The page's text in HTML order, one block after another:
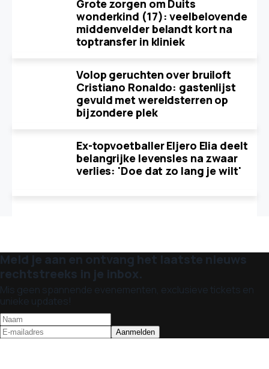
Grote zorgen om Duits
wonderkind (17): veelbelovende
middenvelder belandt kort na
toptransfer in kliniek
Volop geruchten over bruiloft
Cristiano Ronaldo: gastenlijst
gevuld met wereldsterren op
bijzondere plek
Ex-topvoetballer Eljero Elia deelt
belangrijke levensles na zwaar
verlies: 'Doe dat zo lang je wilt'
Meld je aan en ontvang het laatste nieuws
rechtstreeks in je inbox.
Mis geen spannende evenementen, exclusieve tickets en
unieke updates!